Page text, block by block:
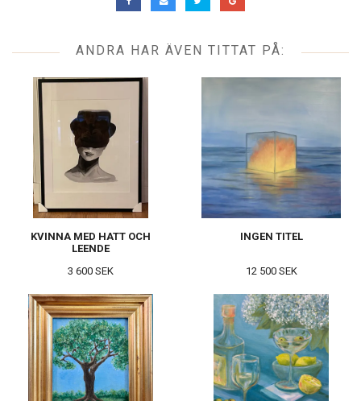
ANDRA HAR ÄVEN TITTAT PÅ:
KVINNA MED HATT OCH
LEENDE
3 600 SEK
INGEN TITEL
12 500 SEK